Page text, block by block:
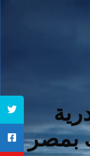
بمصر